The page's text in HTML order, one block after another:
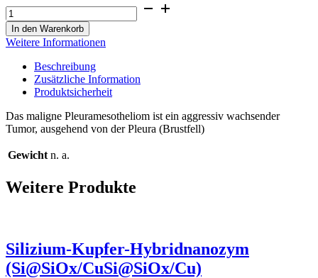
In den Warenkorb
Weitere Informationen
Beschreibung
Zusätzliche Information
Produktsicherheit
Das maligne Pleuramesotheliom ist ein aggressiv wachsender
Tumor, ausgehend von der Pleura (Brustfell)
Gewicht n. a.
Weitere Produkte
Silizium-Kupfer-Hybridnanozym
(Si@SiOx/CuSi@SiOx​/Cu)